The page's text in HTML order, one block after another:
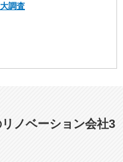
調査
ノベーション会社3